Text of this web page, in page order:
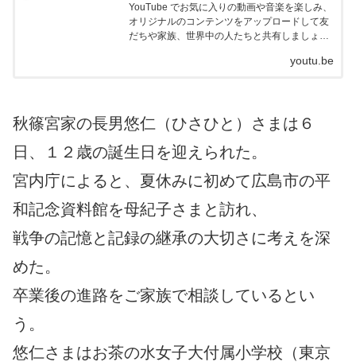
YouTube でお気に入りの動画や音楽を楽しみ、
オリジナルのコンテンツをアップロードして友
だちや家族、世界中の人たちと共有しましょ
youtu.be
秋篠宮家の長男悠仁（ひさひと）さまは６
日、１２歳の誕生日を迎えられた。
宮内庁によると、夏休みに初めて広島市の平
和記念資料館を母紀子さまと訪れ、
戦争の記憶と記録の継承の大切さに考えを深
めた。
卒業後の進路をご家族で相談しているとい
う。
悠仁さまはお茶の水女子大付属小学校（東京